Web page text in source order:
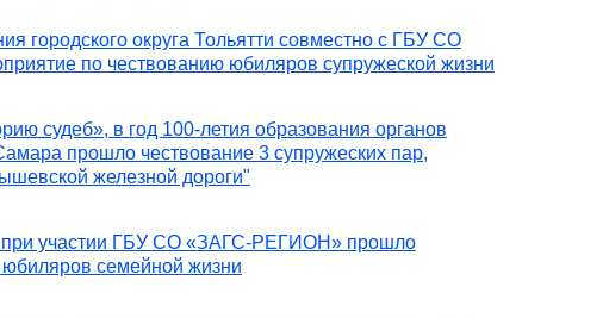
городского округа Тольятти совместно с ГБУ СО
по чествованию юбиляров супружеской жизни
судеб», в год 100-летия образования органов
прошло чествование 3 супружеских пар,
железной дороги"
при участии ГБУ СО «ЗАГС-РЕГИОН» прошло
семейной жизни